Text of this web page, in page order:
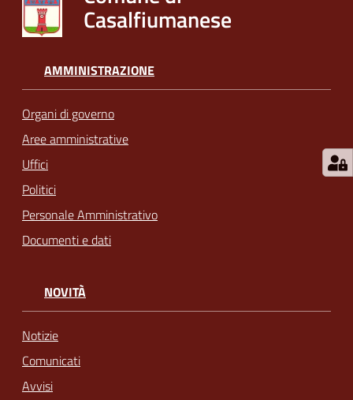
Casalfiumanese
AMMINISTRAZIONE
Organi di governo
Aree amministrative
Uffici
Politici
Personale Amministrativo
Documenti e dati
NOVITÀ
Notizie
Comunicati
Avvisi